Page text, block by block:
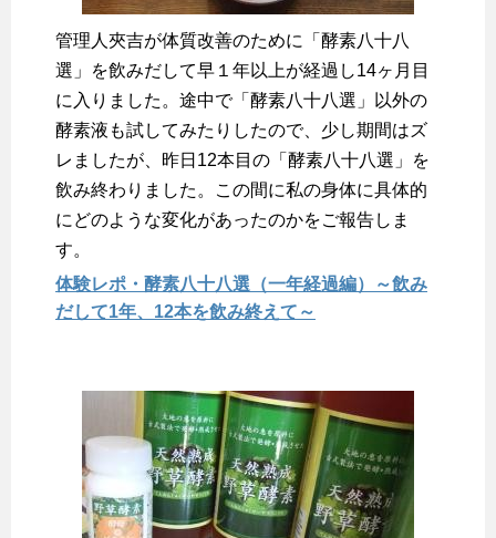
管理人夾吉が体質改善のために「酵素八十八
選」を飲みだして早１年以上が経過し14ヶ月目
に入りました。途中で「酵素八十八選」以外の
酵素液も試してみたりしたので、少し期間はズ
レましたが、昨日12本目の「酵素八十八選」を
飲み終わりました。この間に私の身体に具体的
にどのような変化があったのかをご報告しま
す。
体験レポ・酵素八十八選（一年経過編）～飲み
だして1年、12本を飲み終えて～